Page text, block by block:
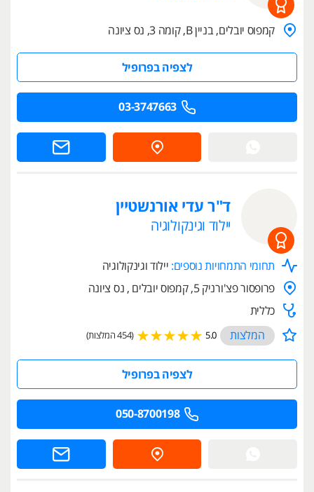
קמפוס יובלים, בניין B, קומה 3, נס ציונה
לצפיה בפרופיל
03-3747663
ד"ר עדי אורנשטיין
יילוד וגינקולוגיה
תחומי התמחויות נוספים: יילוד וגינקולוגיה
פרופסור פצ'ורניק 5, קמפוס יובלים , נס ציונה
כללית
המלצות
5.0 (454 המלצות)
לצפיה בפרופיל
050-8700198